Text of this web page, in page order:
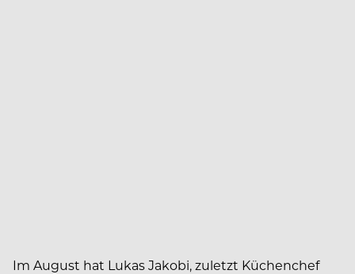
Im August hat Lukas Jakobi, zuletzt Küchenchef